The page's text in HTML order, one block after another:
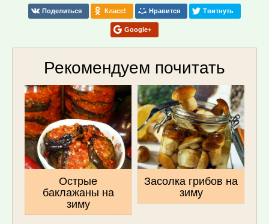
Поделиться Класс! Нравится Твитнуть
Google+
Рекомендуем почитать
Острые
баклажаны на
зиму
Засолка грибов на
зиму